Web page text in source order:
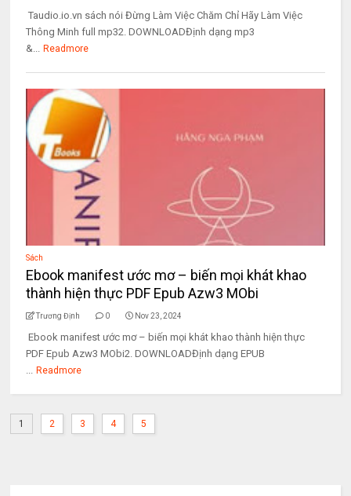
Taudio.io.vn sách nói Đừng Làm Việc Chăm Chỉ Hãy Làm Việc
Thông Minh full mp32. DOWNLOADĐịnh dạng mp3
&... Readmore
Sách
Ebook manifest ước mơ – biến mọi khát khao
thành hiện thực PDF Epub Azw3 MObi
Trương Định 0 Nov 23, 2024
Ebook manifest ước mơ – biến mọi khát khao thành hiện thực
PDF Epub Azw3 MObi2. DOWNLOADĐịnh dạng EPUB
... Readmore
1 2 3 4 5